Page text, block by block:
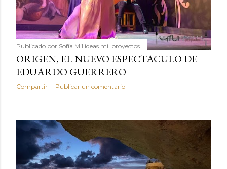
Publicado por Sofía Mil ideas mil proyectos
ORIGEN, EL NUEVO ESPECTACULO DE
EDUARDO GUERRERO
Compartir Publicar un comentario